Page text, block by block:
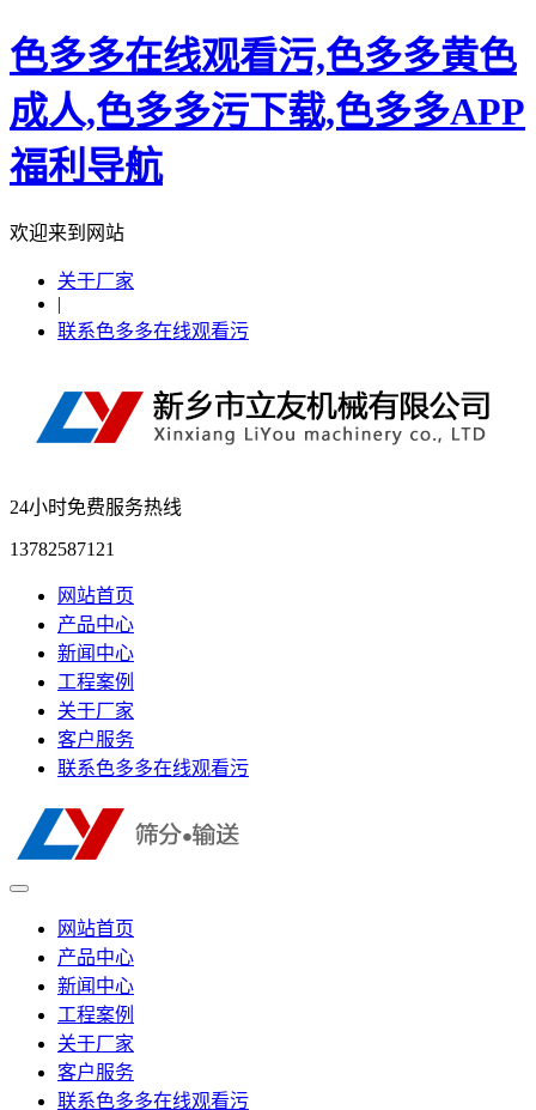
色多多在线观看污,色多多黄色
成人,色多多污下载,色多多APP
福利导航
欢迎来到网站
关于厂家
|
联系色多多在线观看污
24小时免费服务热线
13782587121
网站首页
产品中心
新闻中心
工程案例
关于厂家
客户服务
联系色多多在线观看污
网站首页
产品中心
新闻中心
工程案例
关于厂家
客户服务
联系色多多在线观看污